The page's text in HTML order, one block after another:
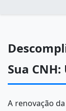
Sua
A renovação